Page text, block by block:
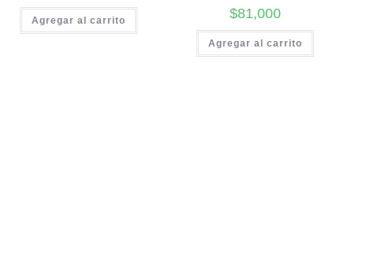
Agregar al carrito $81,000
Agregar al carrito